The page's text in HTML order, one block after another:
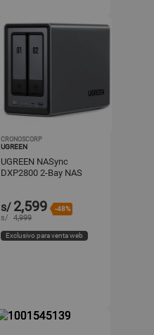
CRONOSCORP
UGREEN
UGREEN NASync
DXP2800 2-Bay NAS
s/ 2,599 -48%
s/ 4,999
Exclusivo para venta web